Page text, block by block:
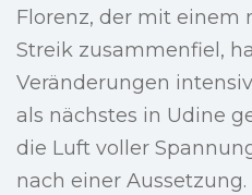
Florenz, der mit einem
Streik zusammenfiel,
Veränderungen
als nächstes in Udine
die Luft voller
nach einer Aussetzung.